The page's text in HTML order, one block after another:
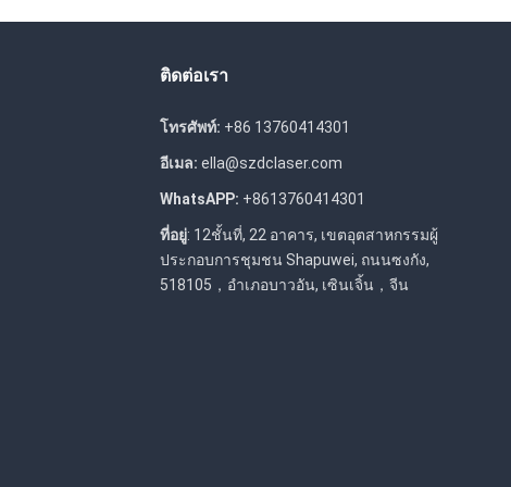
ติดต่อเรา
โทรศัพท์: +86 13760414301
อีเมล: ella@szdclaser.com
WhatsAPP: +8613760414301
ที่อยู่: 12ชั้นที่, 22 อาคาร, เขตอุตสาหกรรมผู้
ประกอบการชุมชน Shapuwei, ถนนซงกัง,
518105，อำเภอบาวอัน, เซินเจิ้น，จีน